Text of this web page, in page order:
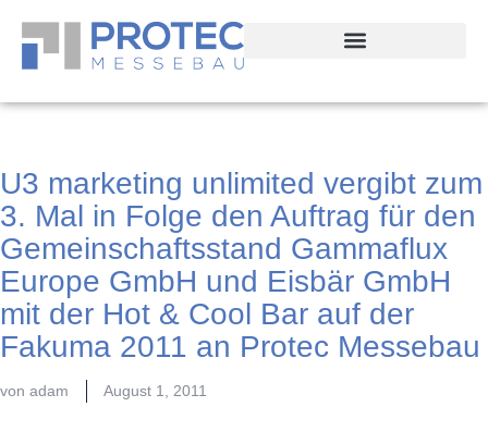
U3 marketing unlimited vergibt zum
3. Mal in Folge den Auftrag für den
Gemeinschaftsstand Gammaflux
Europe GmbH und Eisbär GmbH
mit der Hot & Cool Bar auf der
Fakuma 2011 an Protec Messebau
von adam August 1, 2011